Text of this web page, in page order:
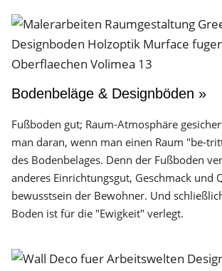
Bodenbeläge & Designböden »
Fußboden gut; Raum-Atmosphäre
man daran, wenn man einen Raum "be-
des Boden­belages. Denn der Fuß­boden
anderes Einrichtungs­gut, Geschmack und
bewusstsein der Bewohner. Und
Boden ist für die "Ewigkeit" verlegt.